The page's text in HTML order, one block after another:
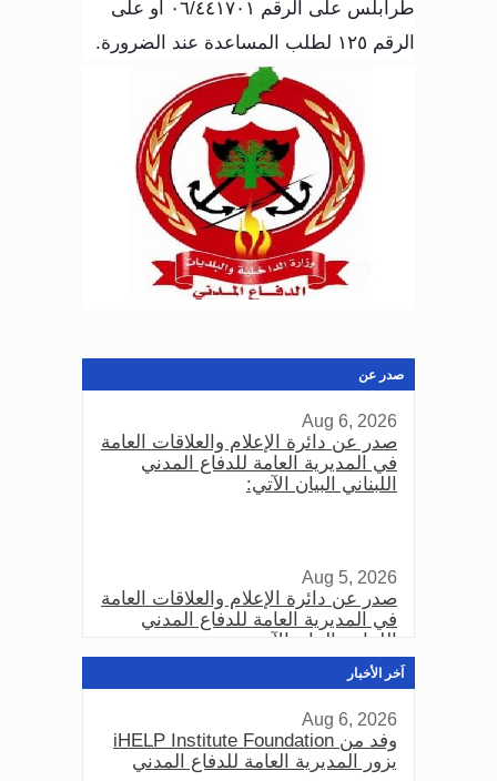
طرابلس على الرقم ٠٦/٤٤١٧٠١ أو على
الرقم ١٢٥ لطلب المساعدة عند الضرورة
.
صدر عن
Aug 6, 2026
صدر عن دائرة الإعلام والعلاقات العامة
في المديرية العامة للدفاع المدني
اللبناني البيان الآتي:
Aug 5, 2026
صدر عن دائرة الإعلام والعلاقات العامة
في المديرية العامة للدفاع المدني
اللبناني البيان الآتي:
Aug 3, 2026
صدر عن دائرة الإعلام والعلاقات العامة
في المديرية العامة للدفاع المدني
اَخر الأخبار
Aug 6, 2026
وفد من iHELP Institute Foundation
يزور المديرية العامة للدفاع المدني